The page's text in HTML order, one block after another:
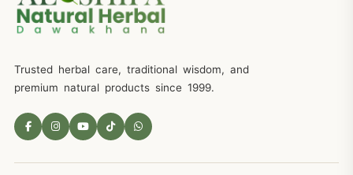
Trusted herbal care, traditional wisdom, and
premium natural products since 1999.